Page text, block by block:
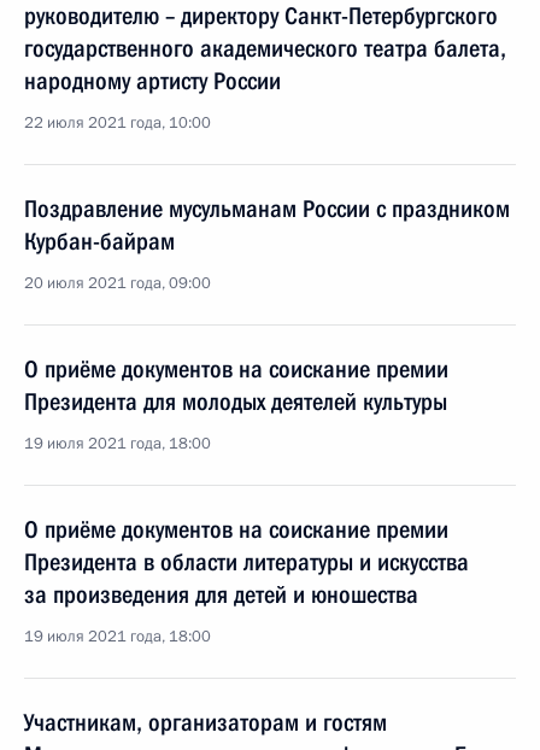
руководителю – директору Санкт-Петербургского
государственного академического театра балета,
народному артисту России
22 июля 2021 года, 10:00
Поздравление мусульманам России с праздником
Курбан-байрам
20 июля 2021 года, 09:00
О приёме документов на соискание премии
Президента для молодых деятелей культуры
19 июля 2021 года, 18:00
О приёме документов на соискание премии
Президента в области литературы и искусства
за произведения для детей и юношества
19 июля 2021 года, 18:00
Участникам, организаторам и гостям